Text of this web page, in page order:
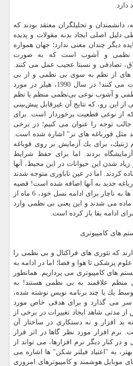
دانشمندان و تحلیلگران معتقد بودند كه
دلیل اصلی ایجاد بدنه مقولات و پدیده
دیگر چندان معنی ندارد؛ جهان همواره
نظمی و آشوب است كه به صورت
تصادفی و نسبتا عجیب عمل می كنند.
از نظم به سوی بی نظمی و از بی
نظمی به سوی نظم حركت می كنند! در سال 1990، هیلز در مورد
و آشوب نوعی بی‌نظمی منظم یا نظم
این رو، كه نتایج آن غیرقابل پیش‌بینی
از نوعی قطعیت برخوردار است. برای
جالب توجه را عنوان می كنیم؛ در برخی
مثل قورباغه های نر" اشاره شده است.
ژنتیك، برای یك آزمایش بر روی قوباغه
آزمایشگاه بردند. اما برای حفظ شرایط
شدن این حیوانات در این محیط، آنها
كردند. اما در عین ناباوری متوجه شدند
از مدتی تعداد 5 قورباغه جدید به آنها اضافه شده است! قضیه
از این قرار بود كه غورباقه ها به ناچار برای ادامه نسل خود، 6 ماه از
دیگر را ماده می شدند و این یعنی بی نظمی وارد
ادامه بقا باز كرده است.
های كامپیوتری
كه تئوری های فراكتال و بی نظمی را
پزشكی تا هوا و فضا؛ اما در ادامه به
های كامپیوتری می پردازیم. همانطور
علاقمند به بی نظمی هستند! به
یك یا چند برنامه نویس نوشته شده،
می گذارد و برای هدفی خاص مورد
مدتی شاهد ایجاد تغییرات در برخی از
افزار و نه دستكاری در ساختار آن
افزار مورد نظر گاها در اثر قرار
كنار دیگر نرم افزارها، می تواند از
به "اعتیاد فیلتر شكن" ها اشاره می
موبایل هوشمند و كامپیوترهای امروزی